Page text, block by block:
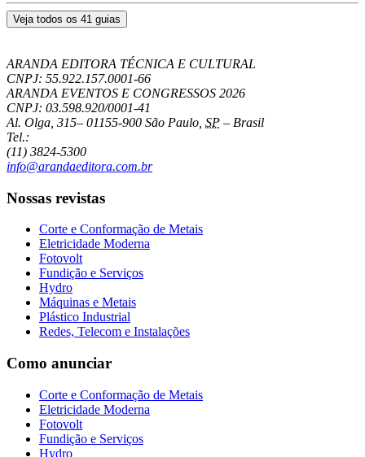
Veja todos os 41 guias
ARANDA EDITORA TÉCNICA E CULTURAL
CNPJ: 55.922.157.0001-66
ARANDA EVENTOS E CONGRESSOS 2026
CNPJ: 03.598.920/0001-41
Al. Olga, 315– 01155-900 São Paulo SP – Brasil
Tel.:
(11) 3824-5300
info@arandaeditora.com.br
Nossas revistas
Corte e Conformação de Metais
Eletricidade Moderna
Fotovolt
Fundição e Serviços
Hydro
Máquinas e Metais
Plástico Industrial
Redes, Telecom e Instalações
Como anunciar
Corte e Conformação de Metais
Eletricidade Moderna
Fotovolt
Fundição e Serviços
Hydro